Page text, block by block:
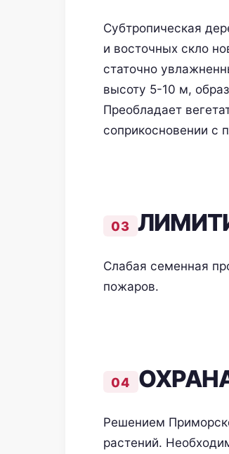
Субтропическая
и восточных скло
статочно
высоту 5-10 м,
Преобладает
соприкосновении с
Слабая семенная
пожаров.
Решением
растений.